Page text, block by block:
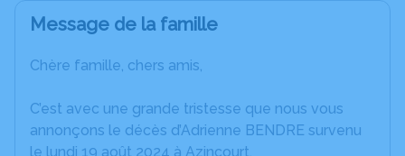
Message de la famille
Chère famille, chers amis,
C’est avec une grande tristesse que nous vous
annonçons le décès d’Adrienne BENDRE survenu
le lundi 19 août 2024 à Azincourt.